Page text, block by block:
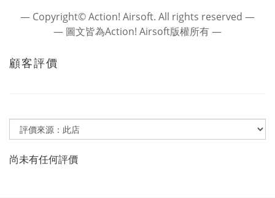
― Copyright© Action! Airsoft. All rights reserved ―
― 圖文皆為Action! Airsoft版權所有 ―
顧客評價
尚未有任何評價